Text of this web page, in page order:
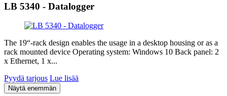
LB 5340 - Datalogger
The 19“-rack design enables the usage in a desktop housing or as a
rack mounted device Operating system: Windows 10 Back panel: 2
x Ethernet, 1 x...
Pyydä tarjous Lue lisää
Näytä enemmän